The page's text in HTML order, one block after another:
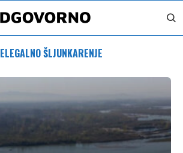
ŠLJUNKARENJE